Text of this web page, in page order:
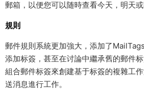
郵箱，以便您可以随時查看今天，明天或
規則
郵件規則系統更加強大，添加了
添加标簽，甚至在讨論中繼承舊的郵件
組合郵件标簽來創建基于标簽的複雜工
送消息進行工作。